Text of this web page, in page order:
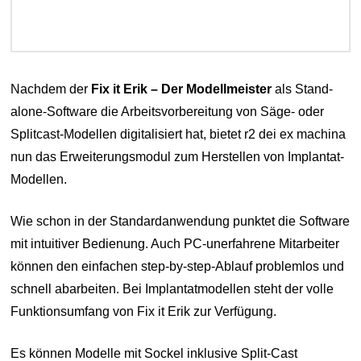
Nachdem der Fix it Erik – Der Modellmeister als Stand-
alone-Software die Arbeitsvorbereitung von Säge- oder
Splitcast-Modellen digitalisiert hat, bietet r2 dei ex machina
nun das Erweiterungsmodul zum Herstellen von Implantat-
Modellen.
Wie schon in der Standardanwendung punktet die Software
mit intuitiver Bedienung. Auch PC-unerfahrene Mitarbeiter
können den einfachen step-by-step-Ablauf problemlos und
schnell abarbeiten. Bei Implantatmodellen steht der volle
Funktionsumfang von Fix it Erik zur Verfügung.
Es können Modelle mit Sockel inklusive Split-Cast